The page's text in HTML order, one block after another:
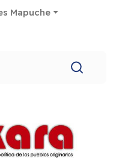
Mapuche